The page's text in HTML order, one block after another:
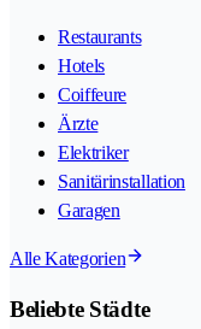
Restaurants
Hotels
Coiffeure
Ärzte
Elektriker
Sanitärinstallation
Garagen
Alle Kategorien
Beliebte Städte